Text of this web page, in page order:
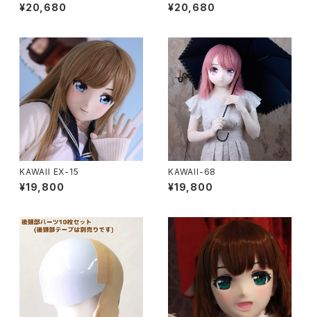
¥20,680 ¥20,680
KAWAII EX-15
¥19,800
KAWAII-68
¥19,800